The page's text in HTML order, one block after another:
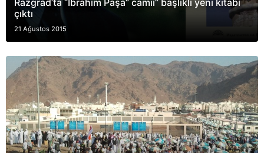
Razgrad’ta “İbrahim Paşa” camii” başlıklı yeni kitabı
çıktı
21 Ağustos 2015